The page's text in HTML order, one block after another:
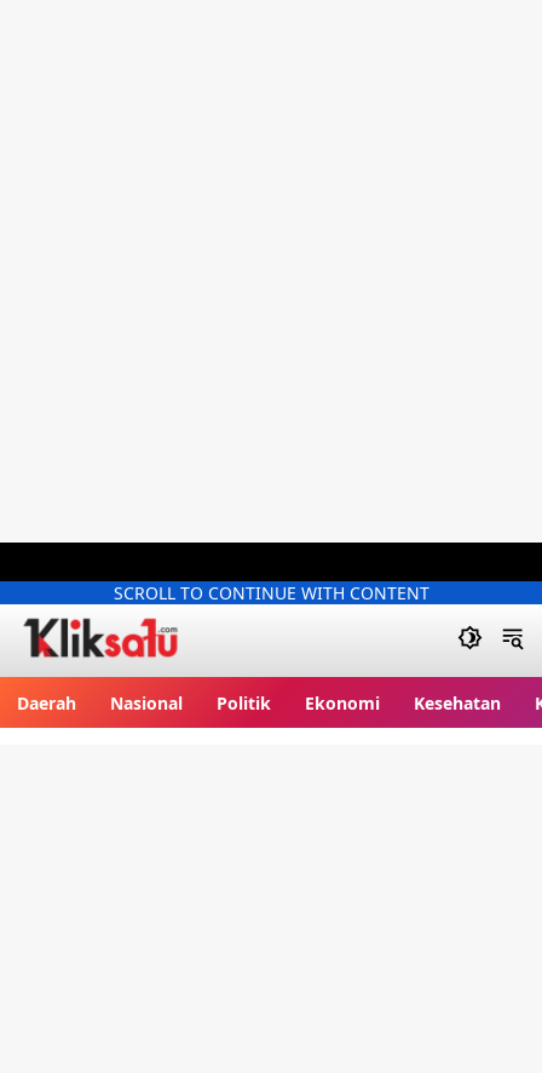
SCROLL TO CONTINUE WITH CONTENT
Daerah Nasional Politik Ekonomi Kesehatan